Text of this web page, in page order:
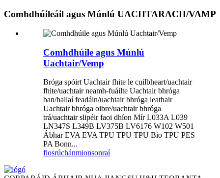
Comhdhúileáil agus Múnlú UACHTARACH/VAMP
Comhdhúile agus Múnlú
Uachtair/Vemp
Bróga spóirt Uachtair fhite le cuilbheart/uachtair
fhite/uachtair neamh-fuáilte Uachtair bhróga
ban/ballaí feadáin/uachtair bhróga leathair
Uachtair bhróga oibre/uachtair bhróga
trá/uachtair slipéir faoi dhíon Mír L033A L039
LN347S L349B LV375B LV6176 W102 W501
Ábhar EVA EVA TPU TPU TPU Bio TPU PES
PA Bonn...
fiosrúchánmionsonraí